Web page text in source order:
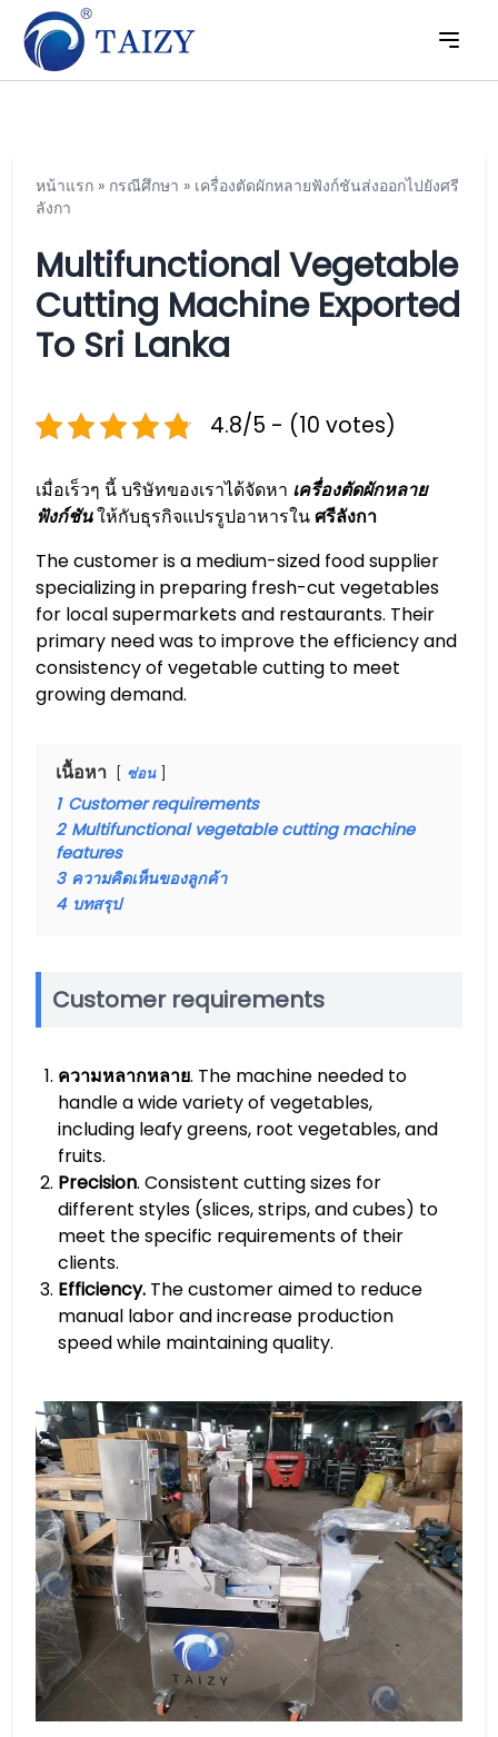
หน้าแรก » กรณีศึกษา » เครื่องตัดผักหลายฟังก์ชันส่งออกไปยังศรี
ลังกา
Multifunctional Vegetable
Cutting Machine Exported
To Sri Lanka
4.8/5 - (10 votes)
เมื่อเร็วๆ นี้ บริษัทของเราได้จัดหา เครื่องตัดผักหลาย
ฟังก์ชันให้กับธุรกิจแปรรูปอาหารในศรีลังกา
The customer is a medium-sized food supplier
specializing in preparing fresh-cut vegetables
for local supermarkets and restaurants. Their
primary need was to improve the efficiency and
consistency of vegetable cutting to meet
growing demand.
เนื้อหา ซ่อน
1 Customer requirements
2 Multifunctional vegetable cutting machine
features
3 ความคิดเห็นของลูกค้า
4 บทสรุป
Customer requirements
ความหลากหลาย. The machine needed to
handle a wide variety of vegetables,
including leafy greens, root vegetables, and
fruits.
Precision. Consistent cutting sizes for
different styles (slices, strips, and cubes) to
meet the specific requirements of their
clients.
Efficiency. The customer aimed to reduce
manual labor and increase production
speed while maintaining quality.